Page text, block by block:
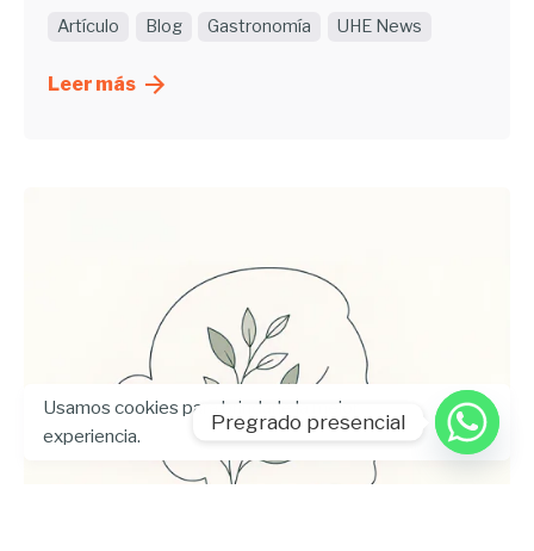
Artículo Blog Gastronomía UHE News
Leer más
Usamos cookies para brindarle la mejor
experiencia.
Pregrado presencial